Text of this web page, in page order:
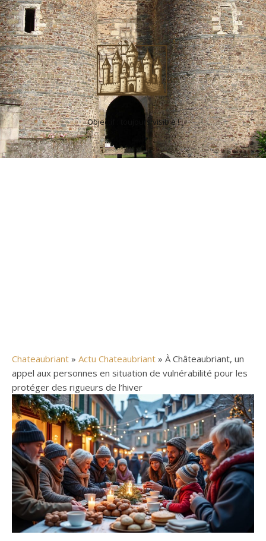
Objectif : toujours visible !
Chateaubriant » Actu Chateaubriant » À Châteaubriant, un
appel aux personnes en situation de vulnérabilité pour les
protéger des rigueurs de l’hiver